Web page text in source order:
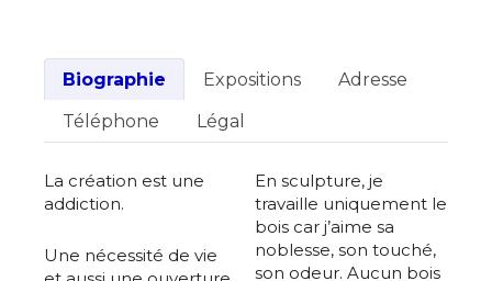
Biographie Expositions
Adresse
Téléphone
Légal
La création est une
addiction.
Une nécessité de vie
En sculpture, je
travaille uniquement le
bois car j’aime sa
noblesse, son touché,
son odeur. Aucun bois